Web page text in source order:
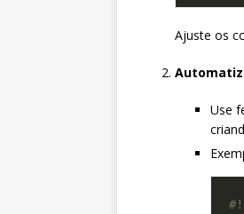
Ajuste os
Use